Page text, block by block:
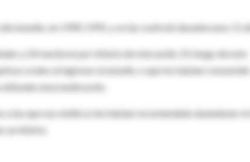
estudio, en 1990-1991, y se las controló durante unos 11
y 24 murieron por infarto de miocardio. El riesgo de este
orales al ingresar al estudio, o que los habían consumido
esta medicación.
las que sus médicos les habían recomendado abandonar el
un infarto.